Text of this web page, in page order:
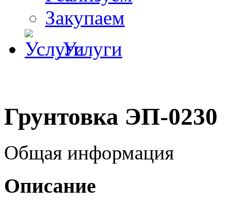
Закупаем
Услуги
Грунтовка ЭП-0230
Общая информация
Описание